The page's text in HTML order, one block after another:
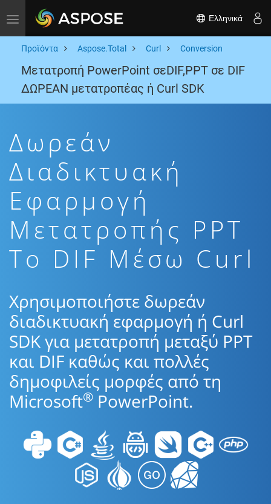
Toggle navigation Ελληνικά
Προϊόντα Aspose.Total Curl Conversion
Μετατροπή PowerPoint σεDIF,PPT σε DIF
ΔΩΡΕΑΝ μετατροπέας ή Curl SDK
Δωρεάν
Διαδικτυακή
Εφαρμογή
Μετατροπής PPT
To DIF Μέσω Curl
Χρησιμοποιήστε δωρεάν
διαδικτυακή εφαρμογή ή Curl
SDK για μετατροπή μεταξύ PPT
και DIF καθώς και πολλές
δημοφιλείς μορφές από τη
Microsoft® PowerPoint.